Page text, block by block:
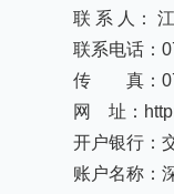
联 系 人：
联系电话：
传 真：
网
址：
开户银行：
账户名称：